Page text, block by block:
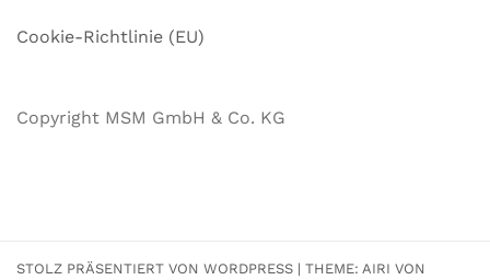
Cookie-Richtlinie (EU)
Copyright MSM GmbH & Co. KG
STOLZ PRÄSENTIERT VON WORDPRESS | THEME: AIRI VON